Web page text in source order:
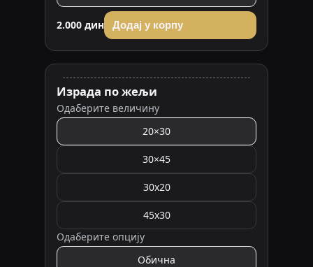
2.000 дин Додај у корпу
Израда по жељи
Одаберите величину
20×30
30×45
30x20
45x30
Одаберите опцију
Обична